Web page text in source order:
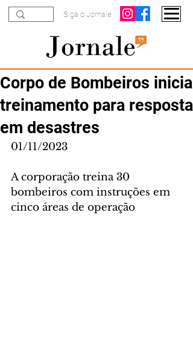
Siga o Jornale
Corpo de Bombeiros inicia
treinamento para resposta
em desastres
01/11/2023
A corporação treina 30
bombeiros com instruções em
cinco áreas de operação